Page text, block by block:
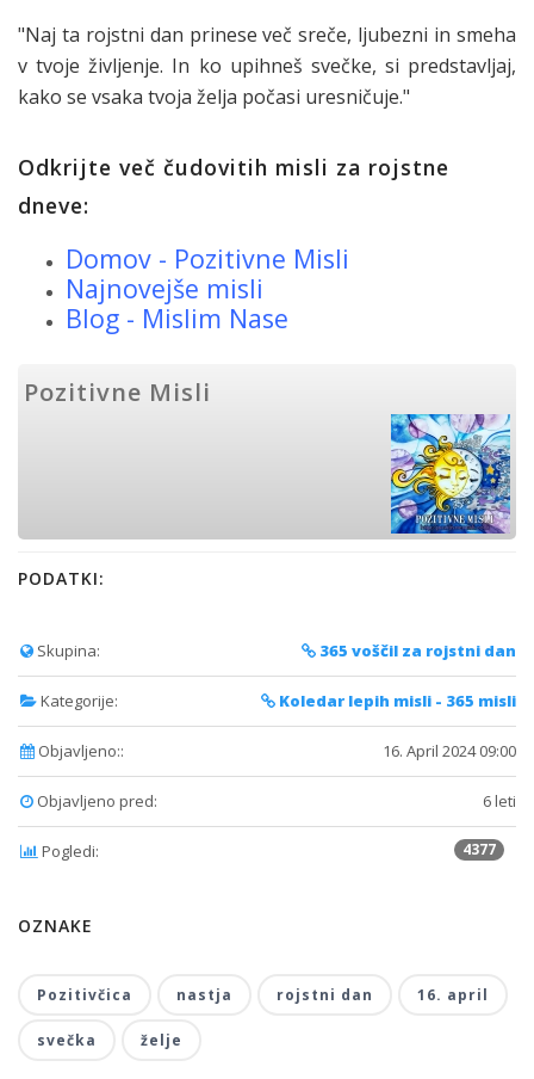
"Naj ta rojstni dan prinese več sreče, ljubezni in smeha
v tvoje življenje. In ko upihneš svečke, si predstavljaj,
kako se vsaka tvoja želja počasi uresničuje."
Odkrijte več čudovitih misli za rojstne
dneve:
Domov - Pozitivne Misli
Najnovejše misli
Blog - Mislim Nase
Pozitivne Misli
PODATKI:
Skupina: 365 voščil za rojstni dan
Kategorije: Koledar lepih misli - 365 misli
Objavljeno:: 16. April 2024 09:00
Objavljeno pred: 6 leti
Pogledi: 4377
OZNAKE
Pozitivčica nastja rojstni dan 16. april
svečka želje